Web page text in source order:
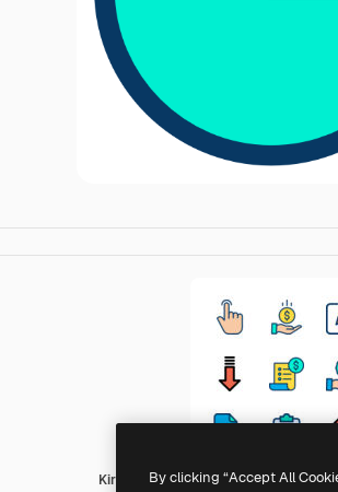
Kiranshastry Lineal Color
By clicking “Accept All